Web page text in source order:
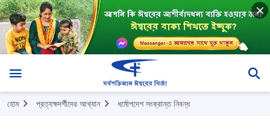
হোম প্রত্যক্ষদর্শীদের আখ্যান ধর্মোপদেশ সংক্রান্ত নিবন্ধ